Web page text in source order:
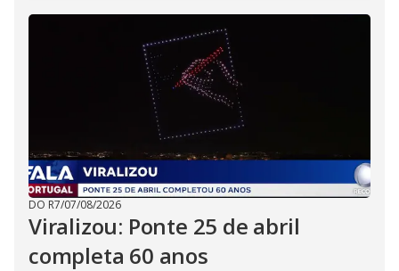
DO R7/07/08/2026
Viralizou: Ponte 25 de abril
completa 60 anos